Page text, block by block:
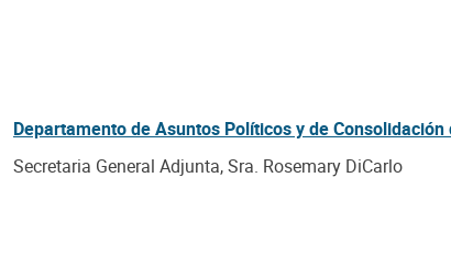
Departamento de Asuntos Políticos y de Consolidación
Secretaria General Adjunta, Sra. Rosemary DiCarlo